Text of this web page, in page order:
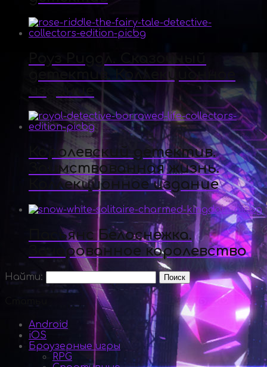
детектив. Коллекционное
издание
Королевский детектив.
Заимствованная жизнь.
Коллекционное издание
Пасьянс Белоснежка.
Зачарованное королевство
Найти:
Android
iOS
Браузерные игры
RPG